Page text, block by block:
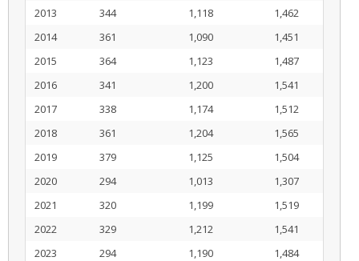
2013
344 1,118
1,462
2014
361 1,090
1,451
2015
364 1,123
1,487
2016
341 1,200
1,541
2017
338 1,174
1,512
2018
361 1,204
1,565
2019
379 1,125
1,504
2020
294 1,013
1,307
2021
320 1,199
1,519
2022
329 1,212
1,541
2023
294 1,190
1,484